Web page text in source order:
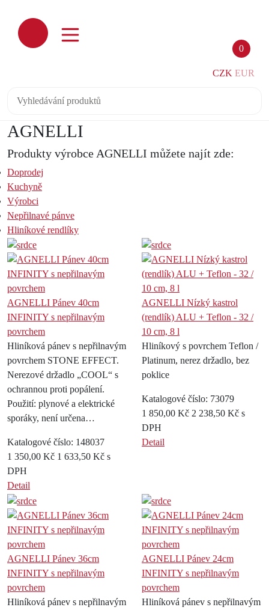
0
CZK EUR
AGNELLI
Produkty výrobce AGNELLI můžete najít zde:
Doprodej
Kuchyně
Výrobci
Nepřilnavé pánve
Hliníkové rendlíky
AGNELLI Pánev 40cm
INFINITY s nepřilnavým
povrchem
Hliníková pánev s nepřilnavým
povrchem STONE EFFECT.
Nerezové držadlo „COOL“ s
ochrannou proti popálení.
Použití: plynové a elektrické
sporáky, není určena…
Katalogové číslo: 148037
1 350,00 Kč 1 633,50 Kč s
DPH
Detail
AGNELLI Nízký kastrol
(rendlík) ALU + Teflon - 32 /
10 cm, 8 l
Hliníkový s povrchem Teflon /
Platinum, nerez držadlo, bez
poklice
Katalogové číslo: 73079
1 850,00 Kč 2 238,50 Kč s
DPH
Detail
AGNELLI Pánev 36cm
INFINITY s nepřilnavým
povrchem
Hliníková pánev s nepřilnavým
AGNELLI Pánev 24cm
INFINITY s nepřilnavým
povrchem
Hliníková pánev s nepřilnavým